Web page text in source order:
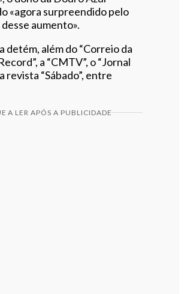
«agora surpreendido pelo
aumento».
detém, além do “Correio da
a “CMTV”, o “Jornal
revista “Sábado”, entre
A LER APÓS A PUBLICIDADE